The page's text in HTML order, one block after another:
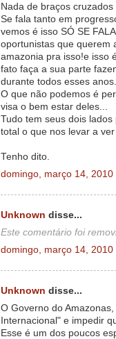
Nada de braços
Se fala tanto em
vemos é isso SÓ SE
oportunistas que querem
amazonia pra isso!e isso
fato faça a sua parte
durante todos esses anos.
O que não podemos é
visa o bem estar deles...
Tudo tem seus dois
total o que nos levar a
Tenho dito.
domingo, março 14, 2010
Unknown disse...
Este comentário foi
domingo, março 14, 2010
Unknown disse...
O Governo do
Internacional" e impedir
Esse é um dos poucos